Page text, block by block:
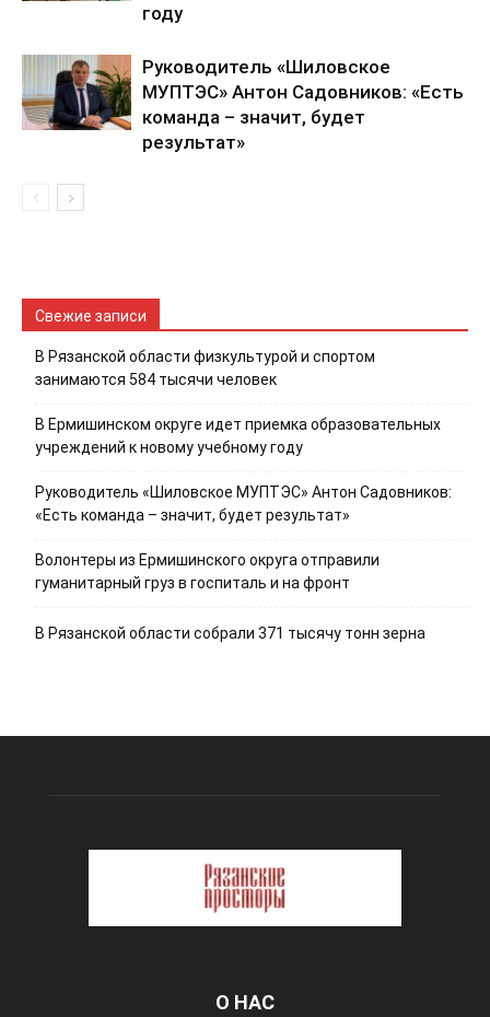
году
Руководитель «Шиловское
МУПТЭС» Антон Садовников: «Есть
команда – значит, будет
результат»
Свежие записи
В Рязанской области физкультурой и спортом
занимаются 584 тысячи человек
В Ермишинском округе идет приемка образовательных
учреждений к новому учебному году
Руководитель «Шиловское МУПТЭС» Антон Садовников:
«Есть команда – значит, будет результат»
Волонтеры из Ермишинского округа отправили
гуманитарный груз в госпиталь и на фронт
В Рязанской области собрали 371 тысячу тонн зерна
О НАС